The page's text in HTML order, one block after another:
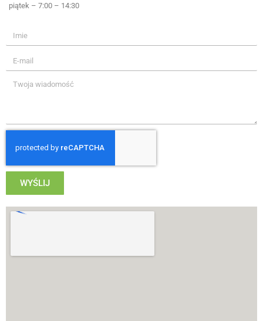
piątek – 7:00 – 14:30
WYŚLIJ